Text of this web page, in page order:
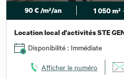
90 € /m²/an 1 050 m²
Location local d'activités STE
Disponibilité : Immédiate
Afficher le numéro